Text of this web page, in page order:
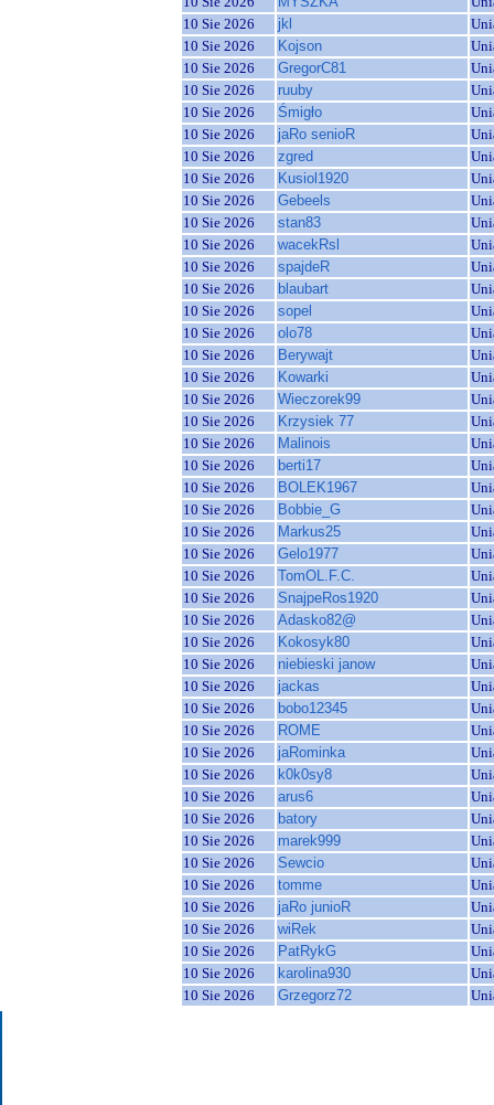
10 Sie 2026
jkl
10 Sie 2026
Kojson
10 Sie 2026
GregorC81
10 Sie 2026
ruuby
10 Sie 2026
Śmigło
10 Sie 2026
jaRo senioR
10 Sie 2026
zgred
10 Sie 2026
Kusiol1920
10 Sie 2026
Gebeels
10 Sie 2026
stan83
10 Sie 2026
wacekRsl
10 Sie 2026
spajdeR
10 Sie 2026
blaubart
10 Sie 2026
sopel
10 Sie 2026
olo78
10 Sie 2026
Berywajt
10 Sie 2026
Kowarki
10 Sie 2026
Wieczorek99
10 Sie 2026
Krzysiek 77
10 Sie 2026
Malinois
10 Sie 2026
berti17
10 Sie 2026
BOLEK1967
10 Sie 2026
Bobbie_G
10 Sie 2026
Markus25
10 Sie 2026
Gelo1977
10 Sie 2026
TomOL.F.C.
10 Sie 2026
SnajpeRos1920
10 Sie 2026
Adasko82@
10 Sie 2026
Kokosyk80
10 Sie 2026
niebieski janow
10 Sie 2026
jackas
10 Sie 2026
bobo12345
10 Sie 2026
ROME
10 Sie 2026
jaRominka
10 Sie 2026
k0k0sy8
10 Sie 2026
arus6
10 Sie 2026
batory
10 Sie 2026
marek999
10 Sie 2026
Sewcio
10 Sie 2026
tomme
10 Sie 2026
jaRo junioR
10 Sie 2026
wiRek
10 Sie 2026
PatRykG
10 Sie 2026
karolina930
10 Sie 2026
Grzegorz72